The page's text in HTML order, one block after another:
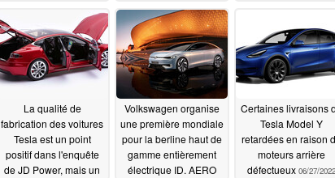
La qualité de
fabrication des voitures
Tesla est un point
positif dans l'enquête
de JD Power, mais un
Volkswagen organise
une première mondiale
pour la berline haut de
gamme entièrement
électrique ID. AERO
Certaines livraisons
Tesla Model Y
retardées en raison
moteurs arrière
défectueux 06/27/2022